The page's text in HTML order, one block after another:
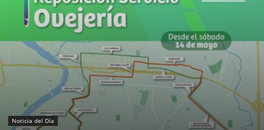
Noticia del Día